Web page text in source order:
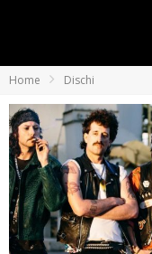
Home Dischi